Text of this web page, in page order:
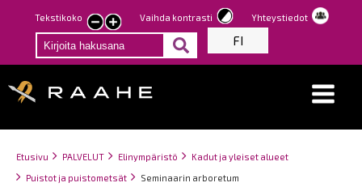
Hyppää
pääsisältöön
Tekstikoko
Pienennä
tekstin
kokoa
Suurenna
tekstin
kokoa
Vaihda kontrasti Yhteystiedot
FI
Breadcrumbs
You
are
Etusivu PALVELUT Elinympäristö
Kadut ja yleiset alueet
Puistot ja puistometsät
Seminaarin arboretum